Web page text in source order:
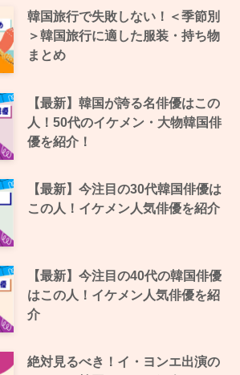
韓国旅行で失敗しない！＜季節別
＞韓国旅行に適した服装・持ち物
まとめ
【最新】韓国が誇る名俳優はこの
人！50代のイケメン・大物韓国俳
優を紹介！
【最新】今注目の30代韓国俳優は
この人！イケメン人気俳優を紹介
【最新】今注目の40代の韓国俳優
はこの人！イケメン人気俳優を紹
介
絶対見るべき！イ・ヨンエ出演の